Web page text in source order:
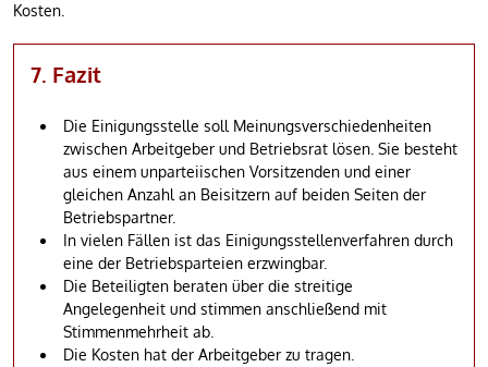
Kosten.
7. Fazit
Die Einigungsstelle soll Meinungsverschiedenheiten
zwischen Arbeitgeber und Betriebsrat lösen. Sie besteht
aus einem unparteiischen Vorsitzenden und einer
gleichen Anzahl an Beisitzern auf beiden Seiten der
Betriebspartner.
In vielen Fällen ist das Einigungsstellenverfahren durch
eine der Betriebsparteien erzwingbar.
Die Beteiligten beraten über die streitige
Angelegenheit und stimmen anschließend mit
Stimmenmehrheit ab.
Die Kosten hat der Arbeitgeber zu tragen.